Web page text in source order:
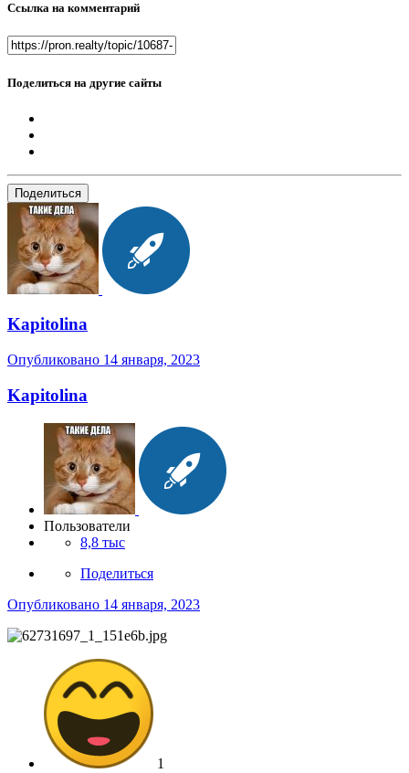
Ссылка на комментарий
Поделиться на другие сайты
Поделиться
Kapitolina
Опубликовано 14 января, 2023
Kapitolina
Пользователи
8,8 тыс
Поделиться
Опубликовано 14 января, 2023
1